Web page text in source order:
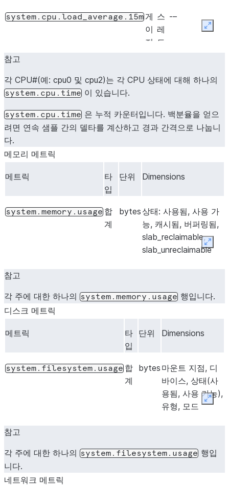
system.cpu.load_average.15m 게
이
지
스
레
드
-–
참고
각 CPU#(예: cpu0 및 cpu2)는 각 CPU 상태에 대해 하나의
system.cpu.time 이 있습니다.
system.cpu.time 은 누적 카운터입니다. 백분율을 얻으
려면 연속 샘플 간의 델타를 계산하고 경과 간격으로 나눕니
다.
메모리 메트릭
메트릭
타
입
단위 Dimensions
system.memory.usage 합
계
bytes상태: 사용됨, 사용 가
능, 캐시됨, 버퍼링됨,
slab_reclaimable,
slab_unreclaimable
참고
각 주에 대한 하나의 system.memory.usage 행입니다.
디스크 메트릭
메트릭
타
입
단위 Dimensions
system.filesystem.usage 합
계
bytes 마운트 지점, 디
바이스, 상태(사
용됨, 사용 가능),
유형, 모드
참고
각 주에 대한 하나의 system.filesystem.usage 행입
니다.
네트워크 메트릭